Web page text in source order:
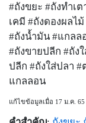
#ถังขยะ #ถังทำเ
เคมี #ถังดองผลไ
#ถังน้ำมัน #แกลล
#ถังขายปลีก #ถัง
ปลีก #ถังใส่ปลา #
แกลลอน
แก้ไขข้อมูลเมื่อ 17 ม.ค. 65